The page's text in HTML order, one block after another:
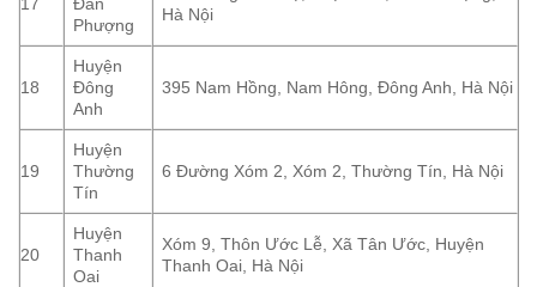
Phượng
Hà Nội
18
Huyện
Đông
Anh
395 Nam Hồng, Nam Hông, Đông Anh, Hà Nội
19
Huyện
Thường
Tín
6 Đường Xóm 2, Xóm 2, Thường Tín, Hà Nội
20
Huyện
Thanh
Oai
Xóm 9, Thôn Ước Lễ, Xã Tân Ước, Huyện
Thanh Oai, Hà Nội